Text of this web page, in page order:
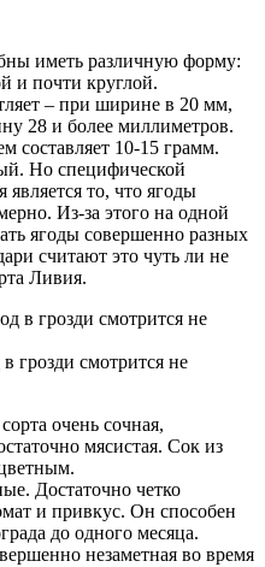
иметь различную форму:
и почти круглой.
– при ширине в 20 мм,
28 и более миллиметров.
составляет 10-15 грамм.
Но специфической
то, что ягоды
Из-за этого на одной
ягоды совершенно разных
считают это чуть ли не
Ливия.
грозди смотрится не
очень сочная,
мясистая. Сок из
Достаточно четко
и привкус. Он способен
до одного месяца.
незаметная во время